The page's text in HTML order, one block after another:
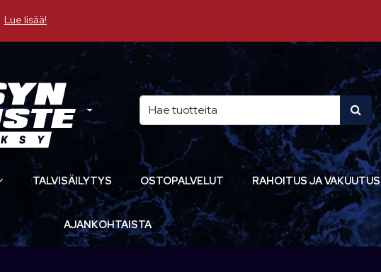
Lue lisää!
TALVISÄILYTYS OSTOPALVELUT RAHOITUS JA VAKUUTUS
AJANKOHTAISTA